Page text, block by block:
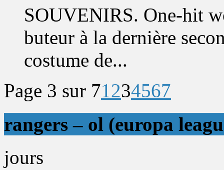
SOUVENIRS. One-hit
buteur à la dernière
costume de...
Page 3 sur 71234567
rangers – ol (europa
jours